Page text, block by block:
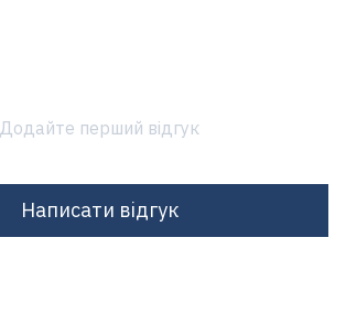
Додайте перший відгук
Написати відгук